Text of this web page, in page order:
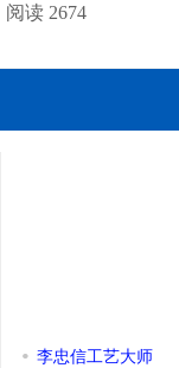
阅读 2674
李忠信工艺大师